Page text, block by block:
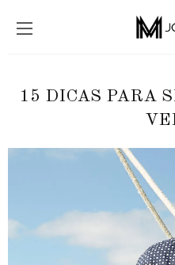
15 DICAS PARA